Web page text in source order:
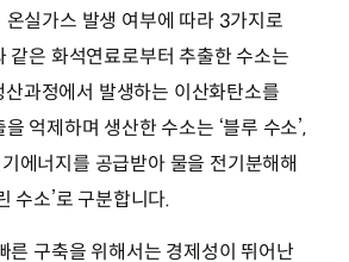
실가스 발생 여부에 따라 3가지로
같은 화석연료로부터 추출한 수소는
산과정에서 발생하는 이산화탄소를
억제하며 생산한 수소는 ‘블루 수소’,
에너지를 공급받아 물을 전기분해해
수소’로 구분합니다.
른 구축을 위해서는 경제성이 뛰어난